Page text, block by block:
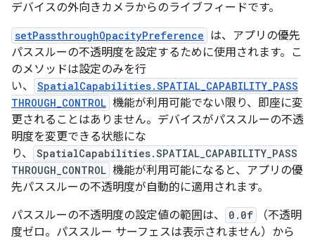
デバイスの外向きカメラからのライブフィードです。
setPassthroughOpacityPreference は、アプリの優先
パススルーの不透明度を設定するために使用されます。こ
のメソッドは設定のみを行
い、
SpatialCapabilities.SPATIAL_CAPABILITY_PASS
THROUGH_CONTROL 機能が利用可能でない限り、即座に変
更されることはありません。デバイスがパススルーの不透
明度を変更できる状態にな
り、
SpatialCapabilities.SPATIAL_CAPABILITY_PASS
THROUGH_CONTROL 機能が利用可能になると、アプリの優
先パススルーの不透明度が自動的に適用されます。
パススルーの不透明度の設定値の範囲は、
0.0f
（不透明
度ゼロ。パススルー サーフェスは表示されません）から